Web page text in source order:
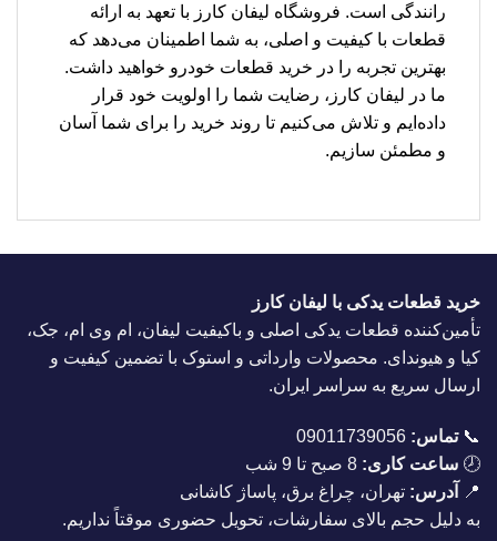
رانندگی است. فروشگاه لیفان کارز با تعهد به ارائه
قطعات با کیفیت و اصلی، به شما اطمینان می‌دهد که
بهترین تجربه را در خرید قطعات خودرو خواهید داشت.
ما در لیفان کارز، رضایت شما را اولویت خود قرار
داده‌ایم و تلاش می‌کنیم تا روند خرید را برای شما آسان
و مطمئن سازیم.
خرید قطعات یدکی با لیفان کارز
تأمین‌کننده قطعات یدکی اصلی و باکیفیت لیفان، ام وی ام، جک،
کیا و هیوندای. محصولات وارداتی و استوک با تضمین کیفیت و
ارسال سریع به سراسر ایران.
📞تماس: 09011739056
🕗 ساعت کاری:
📍
آدرس: تهران، چراغ برق، پاساژ کاشانی
به دلیل حجم بالای سفارشات، تحویل حضوری موقتاً نداریم.